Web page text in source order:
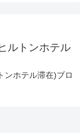
ルトンホテル
ンホテル滞在)ブロ